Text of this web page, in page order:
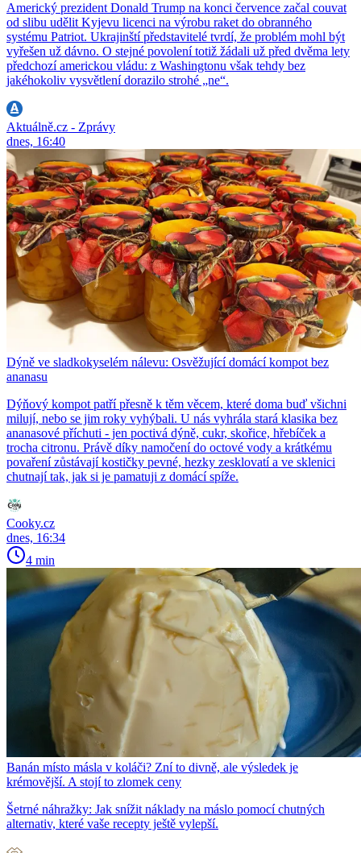
Americký prezident Donald Trump na konci července začal couvat
od slibu udělit Kyjevu licenci na výrobu raket do obranného
systému Patriot. Ukrajinští představitelé tvrdí, že problém mohl být
vyřešen už dávno. O stejné povolení totiž žádali už před dvěma lety
předchozí americkou vládu: z Washingtonu však tehdy bez
jakéhokoliv vysvětlení dorazilo strohé „ne“.
Aktuálně.cz - Zprávy
dnes, 16:40
Dýně ve sladkokyselém nálevu: Osvěžující domácí kompot bez
ananasu
Dýňový kompot patří přesně k těm věcem, které doma buď všichni
milují, nebo se jim roky vyhýbali. U nás vyhrála stará klasika bez
ananasové příchuti - jen poctivá dýně, cukr, skořice, hřebíček a
trocha citronu. Právě díky namočení do octové vody a krátkému
povaření zůstávají kostičky pevné, hezky zesklovatí a ve sklenici
chutnají tak, jak si je pamatuji z domácí spíže.
Cooky.cz
dnes, 16:34
4 min
Banán místo másla v koláči? Zní to divně, ale výsledek je
krémovější. A stojí to zlomek ceny
Šetrné náhražky: Jak snížit náklady na máslo pomocí chutných
alternativ, které vaše recepty ještě vylepší.